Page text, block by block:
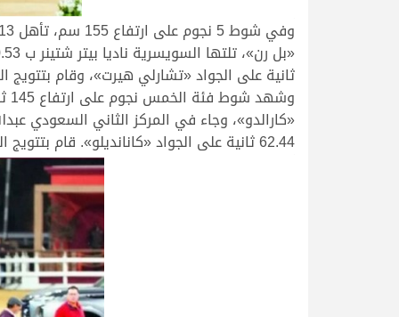
ثانية على الجواد «تشارلي هيرت»، وقام
62.44 ثانية على الجواد «كانانديلو». قام بتتويج الفائزين السيد سالمين السويدي، المدير الرياضي للبطولة.